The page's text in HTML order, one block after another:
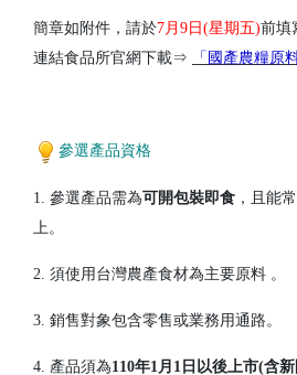
簡章如附件， 請於7月9日(星期五)前填
連結食品所官網下載⇒
「國產農糧原
參選產品資格
1. 參選產品需為可開包裝即食 ，且能
上
2. 須使用台灣農產食材為主要原料 。
3. 銷售對象包含零售或業務用通路。
4. 產品須為110年1月1日以後上市(含